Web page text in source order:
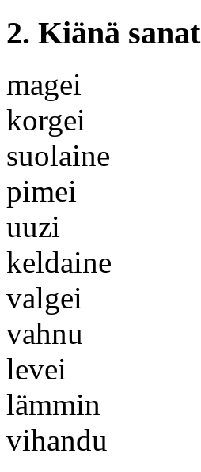
2. Kiänä sanat
magei
korgei
suolaine
pimei
uuzi
keldaine
valgei
vahnu
levei
lämmin
vihandu